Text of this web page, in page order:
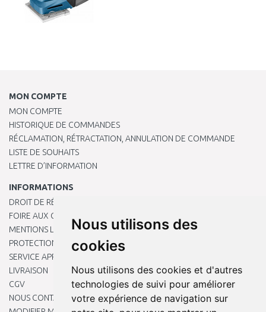
Nous utilisons des
cookies
Nous utilisons des cookies et d'autres
technologies de suivi pour améliorer
votre expérience de navigation sur
MON COMPTE
MON COMPTE
HISTORIQUE DE COMMANDES
RÉCLAMATION, RÉTRACTATION, ANNULATION DE COMMANDE
LISTE DE SOUHAITS
LETTRE D’INFORMATION
INFORMATIONS
DROIT DE RÉTRACTATION
FOIRE AUX QUESTIONS
MENTIONS LÉGALES
PROTECTION DES DONNÉES PERSONNELLES
SERVICE APRÈS-VENTE
LIVRAISON
CGV
NOUS CONTACTER